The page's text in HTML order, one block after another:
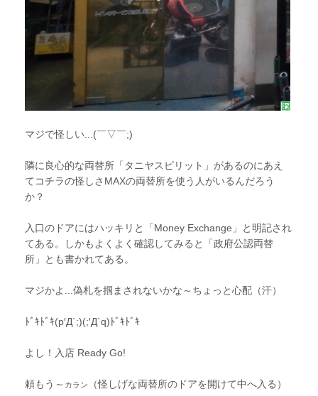
マジで怪しい...(￣▽￣;)
隣に良心的な両替所「タニヤスピリット」があるのにあえ
てコチラの怪しさMAXの両替所を使う人がいるんだろう
か？
入口のドアにはハッキリと「Money Exchange」と明記され
てある。しかもよくよく確認してみると「政府公認両替
所」とも書かれてある。
マジかよ...偽札を掴まされないかな～ちょっと心配（汗）
ﾄﾞｷﾄﾞｷ(p′Д`;)(;′Д`q)ﾄﾞｷﾄﾞｷ
よし！入店 Ready Go!
頼もう～ カラン （怪しげな両替所のドアを開けて中へ入る）